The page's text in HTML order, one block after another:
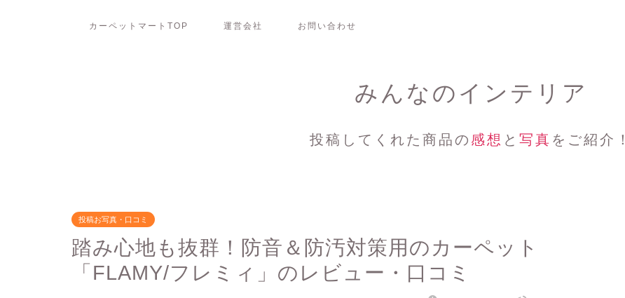
カーペットマートTOP 運営会社 お問い合わせ
みんなのインテリア
投稿してくれた商品の 感想 と 写真 をご紹介！
投稿お写真・口コミ
踏み心地も抜群！防音＆防汚対策用のカーペット
「FLAMY/フレミィ」のレビュー・口コミ